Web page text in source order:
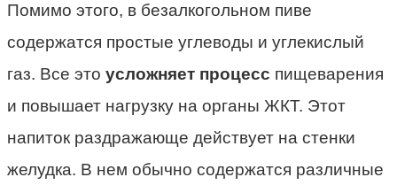
Помимо этого, в безалкогольном пиве
содержатся простые углеводы и углекислый
газ. Все это усложняет процесс пищеварения
и повышает нагрузку на органы ЖКТ. Этот
напиток раздражающе действует на стенки
желудка. В нем обычно содержатся различные